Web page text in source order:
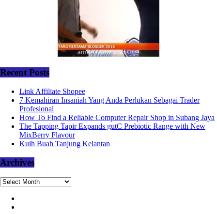
Recent Posts
Link Affiliate Shopee
7 Kemahiran Insaniah Yang Anda Perlukan Sebagai Trader
Profesional
How To Find a Reliable Computer Repair Shop in Subang Jaya
The Tapping Tapir Expands gutC Prebiotic Range with New
MixBerry Flavour
Kuih Buah Tanjung Kelantan
Archives
Archives